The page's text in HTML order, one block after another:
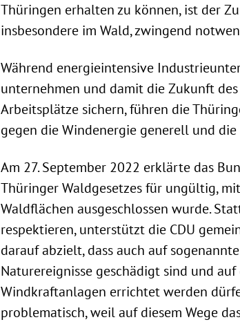
Thüringen erhalten zu können, ist der
insbesondere im Wald, zwingend
Während energieintensive
unternehmen und damit die Zukunft
Arbeitsplätze sichern, führen die
gegen die Windenergie generell und
Am 27. September 2022 erklärte das
Thüringer Waldgesetzes für ungültig,
Waldflächen ausgeschlossen wurde.
respektieren, unterstützt die CDU
darauf abzielt, dass auch auf
Naturereignisse geschädigt sind und
Windkraftanlagen errichtet werden
problematisch, weil auf diesem Wege